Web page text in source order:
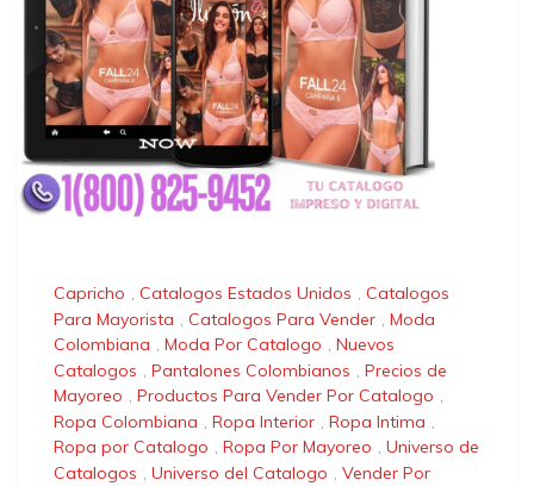
Capricho , Catalogos Estados Unidos , Catalogos
Para Mayorista , Catalogos Para Vender , Moda
Colombiana , Moda Por Catalogo , Nuevos
Catalogos , Pantalones Colombianos , Precios de
Mayoreo , Productos Para Vender Por Catalogo ,
Ropa Colombiana , Ropa Interior , Ropa Intima ,
Ropa por Catalogo , Ropa Por Mayoreo , Universo de
Catalogos , Universo del Catalogo , Vender Por